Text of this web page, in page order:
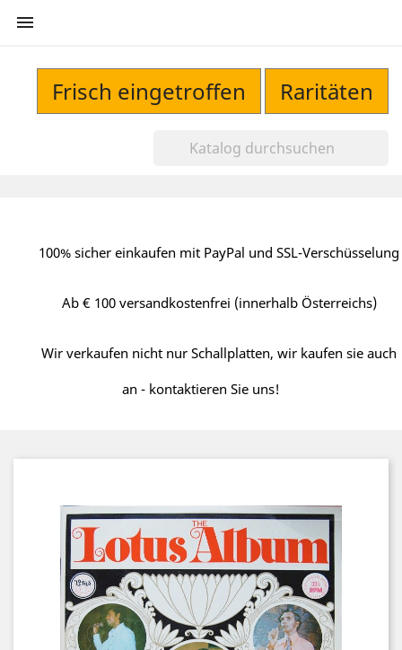

Frisch eingetroffen Raritäten
100% sicher einkaufen mit PayPal und SSL-Verschüsselung
Ab € 100 versandkostenfrei (innerhalb Österreichs)
Wir verkaufen nicht nur Schallplatten, wir kaufen sie auch
an - kontaktieren Sie uns!